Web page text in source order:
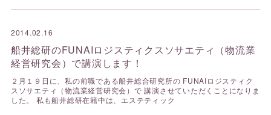
2014.02.16
船井総研のFUNAIロジスティクスソサエティ（物流業
経営研究会）で講演します！
２月１９日に、私の前職である船井総合研究所の FUNAIロジスティク
スソサエティ（物流業経営研究会）で 講演させていただくことになりま
した。 私も船井総研在籍中は、エステティック